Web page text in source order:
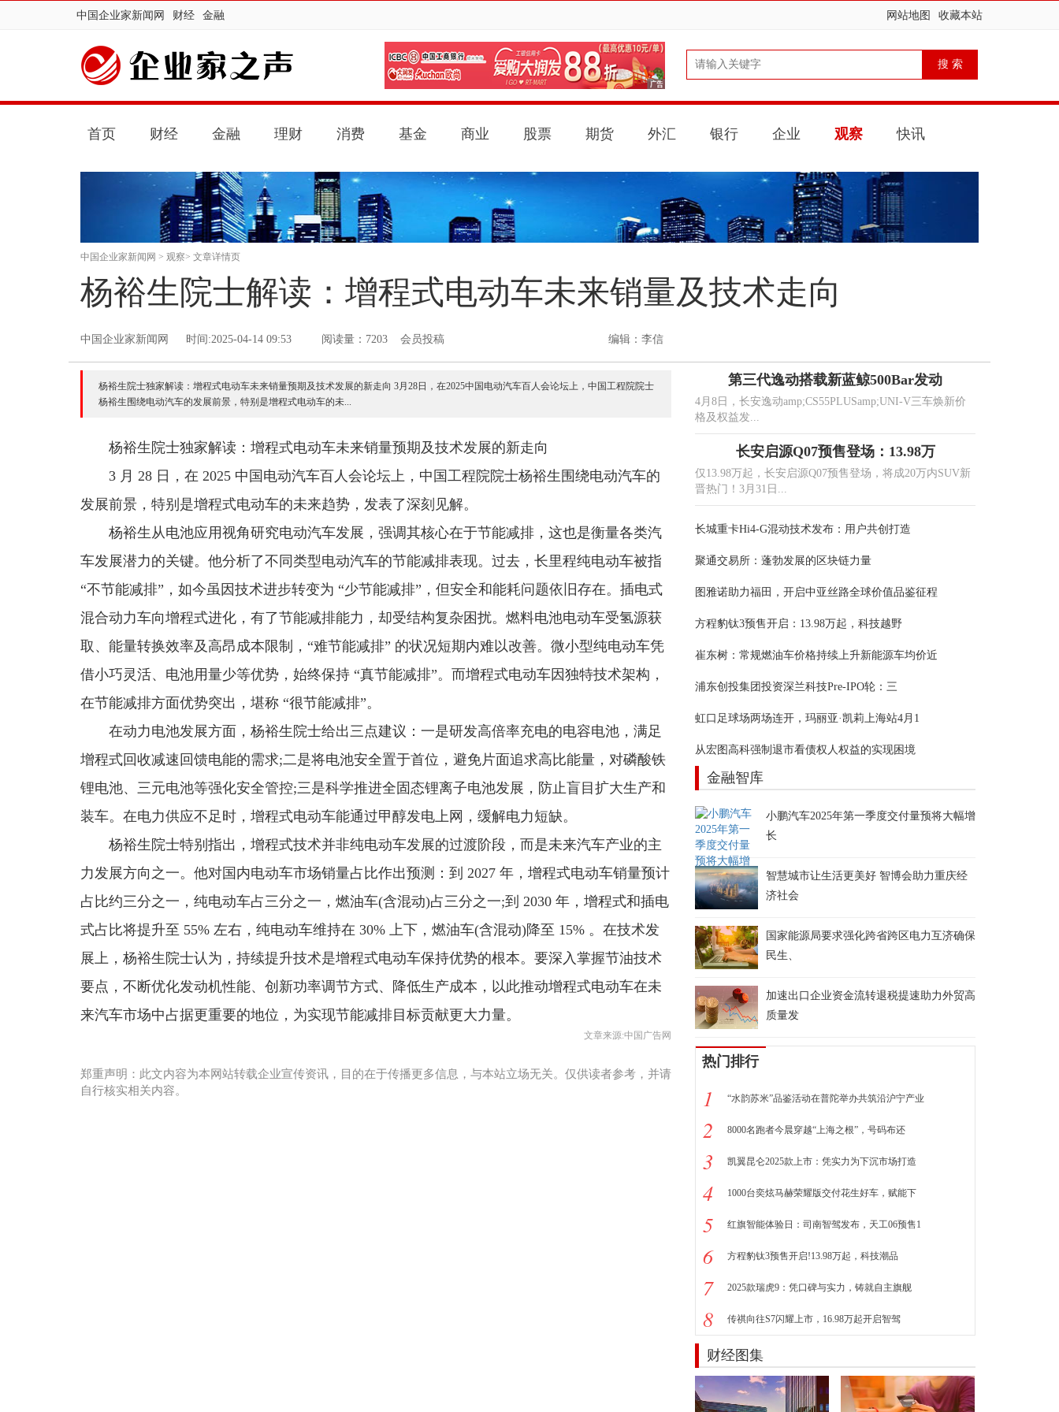
中国企业家新闻网 财经 金融 网站地图 收藏本站
首页 财经 金融 理财 消费 基金 商业 股票 期货 外汇 银行 企业 观察 快讯
中国企业家新闻网 > 观察> 文章详情页
杨裕生院士解读：增程式电动车未来销量及技术走向
中国企业家新闻网 时间:2025-04-14 09:53 编辑：李信
阅读量：7203 会员投稿
杨裕生院士独家解读：增程式电动车未来销量预期及技术发展的新走向 3月28日，在2025中国电动汽车百人会论坛上，中国工程院院士
杨裕生围绕电动汽车的发展前景，特别是增程式电动车的未...
杨裕生院士独家解读：增程式电动车未来销量预期及技术发展的新走向
3 月 28 日，在 2025 中国电动汽车百人会论坛上，中国工程院院士杨裕生围绕电动汽车的
发展前景，特别是增程式电动车的未来趋势，发表了深刻见解。
杨裕生从电池应用视角研究电动汽车发展，强调其核心在于节能减排，这也是衡量各类汽
车发展潜力的关键。他分析了不同类型电动汽车的节能减排表现。过去，长里程纯电动车被指
“不节能减排”，如今虽因技术进步转变为 “少节能减排”，但安全和能耗问题依旧存在。插电式
混合动力车向增程式进化，有了节能减排能力，却受结构复杂困扰。燃料电池电动车受氢源获
取、能量转换效率及高昂成本限制，“难节能减排” 的状况短期内难以改善。微小型纯电动车凭
借小巧灵活、电池用量少等优势，始终保持 “真节能减排”。而增程式电动车因独特技术架构，
在节能减排方面优势突出，堪称 “很节能减排”。
在动力电池发展方面，杨裕生院士给出三点建议：一是研发高倍率充电的电容电池，满足
增程式回收减速回馈电能的需求;二是将电池安全置于首位，避免片面追求高比能量，对磷酸铁
锂电池、三元电池等强化安全管控;三是科学推进全固态锂离子电池发展，防止盲目扩大生产和
装车。在电力供应不足时，增程式电动车能通过甲醇发电上网，缓解电力短缺。
杨裕生院士特别指出，增程式技术并非纯电动车发展的过渡阶段，而是未来汽车产业的主
力发展方向之一。他对国内电动车市场销量占比作出预测：到 2027 年，增程式电动车销量预计
占比约三分之一，纯电动车占三分之一，燃油车(含混动)占三分之一;到 2030 年，增程式和插电
式占比将提升至 55% 左右，纯电动车维持在 30% 上下，燃油车(含混动)降至 15% 。在技术发
展上，杨裕生院士认为，持续提升技术是增程式电动车保持优势的根本。要深入掌握节油技术
要点，不断优化发动机性能、创新功率调节方式、降低生产成本，以此推动增程式电动车在未
来汽车市场中占据更重要的地位，为实现节能减排目标贡献更大力量。
文章来源:中国广告网
郑重声明：此文内容为本网站转载企业宣传资讯，目的在于传播更多信息，与本站立场无关。仅供读者参考，并请
自行核实相关内容。
第三代逸动搭载新蓝鲸500Bar发动
4月8日，长安逸动amp;CS55PLUSamp;UNI-V三车焕新价
格及权益发...
长安启源Q07预售登场：13.98万
仅13.98万起，长安启源Q07预售登场，将成20万内SUV新
晋热门！3月31日...
长城重卡Hi4-G混动技术发布：用户共创打造
聚通交易所：蓬勃发展的区块链力量
图雅诺助力福田，开启中亚丝路全球价值品鉴征程
方程豹钛3预售开启：13.98万起，科技越野
崔东树：常规燃油车价格持续上升新能源车均价近
浦东创投集团投资深兰科技Pre-IPO轮：三
虹口足球场两场连开，玛丽亚·凯莉上海站4月1
从宏图高科强制退市看债权人权益的实现困境
金融智库
小鹏汽车2025年第一季度交付量预将大幅增
长
智慧城市让生活更美好 智博会助力重庆经
济社会
国家能源局要求强化跨省跨区电力互济确保
民生、
加速出口企业资金流转退税提速助力外贸高
质量发
热门排行
1 “水韵苏米”品鉴活动在普陀举办共筑沿沪宁产业
2 8000名跑者今晨穿越“上海之根”，号码布还
3 凯翼昆仑2025款上市：凭实力为下沉市场打造
4 1000台奕炫马赫荣耀版交付花生好车，赋能下
5 红旗智能体验日：司南智驾发布，天工06预售1
6 方程豹钛3预售开启!13.98万起，科技潮品
7 2025款瑞虎9：凭口碑与实力，铸就自主旗舰
8 传祺向往S7闪耀上市，16.98万起开启智驾
财经图集